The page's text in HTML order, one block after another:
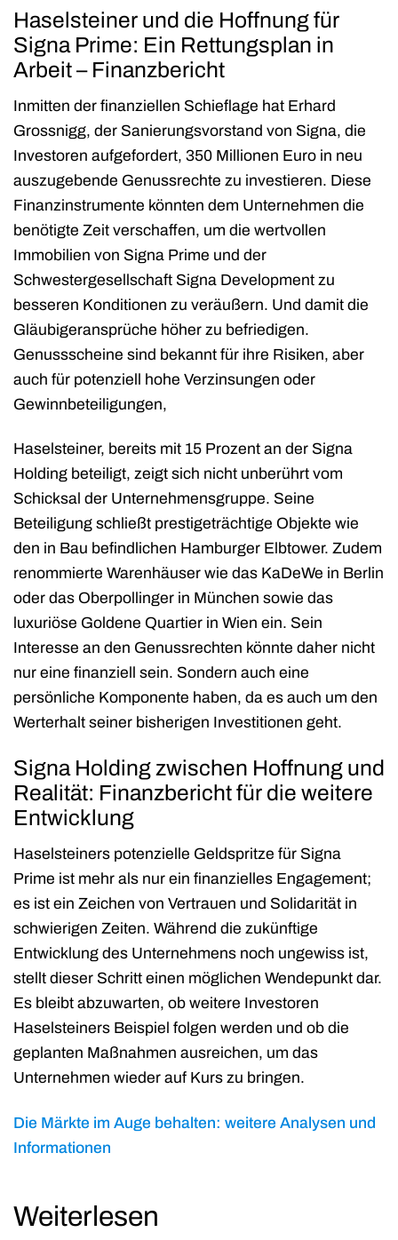
Haselsteiner und die Hoffnung für
Signa Prime: Ein Rettungsplan in
Arbeit – Finanzbericht
Inmitten der finanziellen Schieflage hat Erhard
Grossnigg, der Sanierungsvorstand von Signa, die
Investoren aufgefordert, 350 Millionen Euro in neu
auszugebende Genussrechte zu investieren. Diese
Finanzinstrumente könnten dem Unternehmen die
benötigte Zeit verschaffen, um die wertvollen
Immobilien von Signa Prime und der
Schwestergesellschaft Signa Development zu
besseren Konditionen zu veräußern. Und damit die
Gläubigeransprüche höher zu befriedigen.
Genussscheine sind bekannt für ihre Risiken, aber
auch für potenziell hohe Verzinsungen oder
Gewinnbeteiligungen,
Haselsteiner, bereits mit 15 Prozent an der Signa
Holding beteiligt, zeigt sich nicht unberührt vom
Schicksal der Unternehmensgruppe. Seine
Beteiligung schließt prestigeträchtige Objekte wie
den in Bau befindlichen Hamburger Elbtower. Zudem
renommierte Warenhäuser wie das KaDeWe in Berlin
oder das Oberpollinger in München sowie das
luxuriöse Goldene Quartier in Wien ein. Sein
Interesse an den Genussrechten könnte daher nicht
nur eine finanziell sein. Sondern auch eine
persönliche Komponente haben, da es auch um den
Werterhalt seiner bisherigen Investitionen geht.
Signa Holding zwischen Hoffnung und
Realität: Finanzbericht für die weitere
Entwicklung
Haselsteiners potenzielle Geldspritze für Signa
Prime ist mehr als nur ein finanzielles Engagement;
es ist ein Zeichen von Vertrauen und Solidarität in
schwierigen Zeiten. Während die zukünftige
Entwicklung des Unternehmens noch ungewiss ist,
stellt dieser Schritt einen möglichen Wendepunkt dar.
Es bleibt abzuwarten, ob weitere Investoren
Haselsteiners Beispiel folgen werden und ob die
geplanten Maßnahmen ausreichen, um das
Unternehmen wieder auf Kurs zu bringen.
Die Märkte im Auge behalten: weitere Analysen und
Informationen
Weiterlesen